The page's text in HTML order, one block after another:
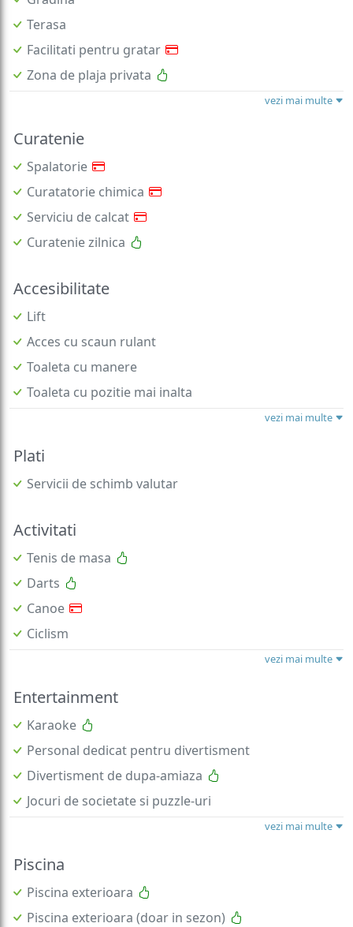
Terasa
Facilitati pentru gratar
Zona de plaja privata
vezi mai multe
Curatenie
Spalatorie
Curatatorie chimica
Serviciu de calcat
Curatenie zilnica
Accesibilitate
Lift
Acces cu scaun rulant
Toaleta cu manere
Toaleta cu pozitie mai inalta
vezi mai multe
Plati
Servicii de schimb valutar
Activitati
Tenis de masa
Darts
Canoe
Ciclism
vezi mai multe
Entertainment
Karaoke
Personal dedicat pentru divertisment
Divertisment de dupa-amiaza
Jocuri de societate si puzzle-uri
vezi mai multe
Piscina
Piscina exterioara
Piscina exterioara (doar in sezon)